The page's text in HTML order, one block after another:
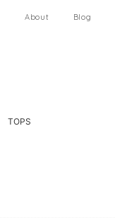
About Blog
TOPS